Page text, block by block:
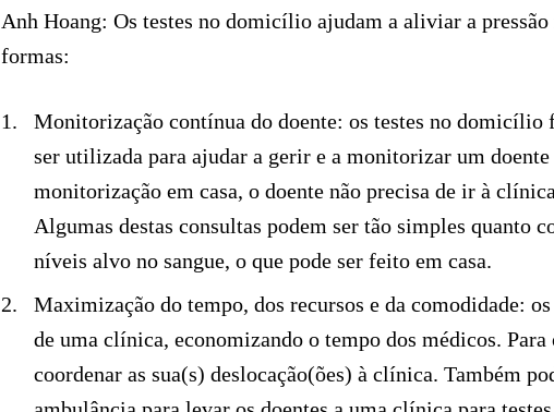
Anh Hoang: Os testes no domicílio ajudam a aliviar a pressão
formas:
Monitorização contínua do doente: os testes no domicílio
ser utilizada para ajudar a gerir e a monitorizar um
monitorização em casa, o doente não precisa de ir à
Algumas destas consultas podem ser tão simples quanto
níveis alvo no sangue, o que pode ser feito em casa.
Maximização do tempo, dos recursos e da comodidade:
de uma clínica, economizando o tempo dos médicos. Para
coordenar as sua(s) deslocação(ões) à clínica. Também